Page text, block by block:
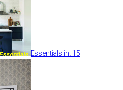
Essentials int 15